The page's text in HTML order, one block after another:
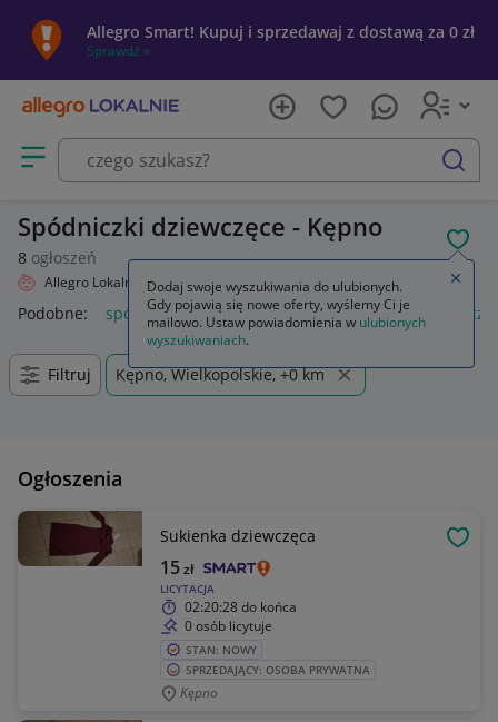
Allegro Smart! Kupuj i sprzedawaj z dostawą za 0 zł
Sprawdź »
Otwórz menu z kategoriami
szukaj
Spódniczki dziewczęce - Kępno
8 ogłoszeń
Allegro Lokalnie Dziecko Odzież Spódniczki
Podobne: spódniczki spódnice i spódniczki mini spódniczki
Filtruj Kępno, Wielkopolskie, +0 km
Ogłoszenia
Sukienka dziewczęca
LICYTACJA
15zł
02:20:28 do końca
0 osób licytuje
STAN: NOWY
SPRZEDAJĄCY: OSOBA PRYWATNA
Kępno
Dodaj swoje wyszukiwania do ulubionych.
Gdy pojawią się nowe oferty, wyślemy Ci je
mailowo. Ustaw powiadomienia w ulubionych
wyszukiwaniach.